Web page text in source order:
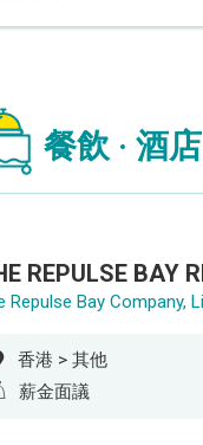
餐飲 · 酒店
香港 > 其他
薪金面議